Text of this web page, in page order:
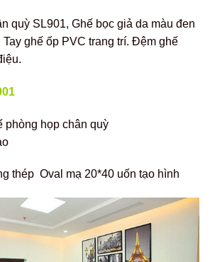
quỳ SL901, Ghế bọc giả da màu đen
Tay ghế ốp PVC trang trí. Đệm ghế
phòng họp chân quỳ
thép Oval mạ 20*40 uốn tạo hình